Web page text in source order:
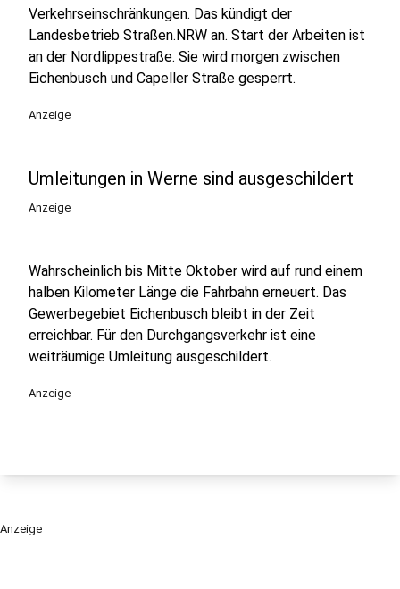
Verkehrseinschränkungen. Das kündigt der
Landesbetrieb Straßen.NRW an. Start der Arbeiten ist
an der Nordlippestraße. Sie wird morgen zwischen
Eichenbusch und Capeller Straße gesperrt.
Anzeige
Umleitungen in Werne sind ausgeschildert
Anzeige
Wahrscheinlich bis Mitte Oktober wird auf rund einem
halben Kilometer Länge die Fahrbahn erneuert. Das
Gewerbegebiet Eichenbusch bleibt in der Zeit
erreichbar. Für den Durchgangsverkehr ist eine
weiträumige Umleitung ausgeschildert.
Anzeige
Anzeige